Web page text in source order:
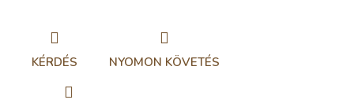
KÉRDÉS NYOMON KÖVETÉS